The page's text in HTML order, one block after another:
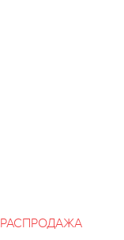
РАСПРОДАЖА